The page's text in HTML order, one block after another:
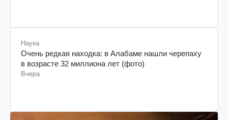
Наука
Очень редкая находка: в Алабаме нашли черепаху
в возрасте 32 миллиона лет (фото)
Вчера